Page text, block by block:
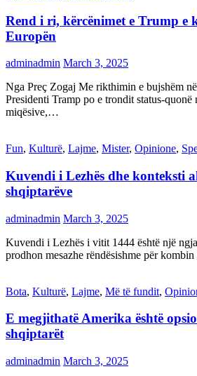
Rend i ri, kërcënimet e Trump e
Europën
adminadmin March 3, 2025
Nga Preç Zogaj Me rikthimin e bujshëm
Presidenti Tramp po e trondit status-quonë
miqësive,…
Fun, Kulturë, Lajme, Mister, Opinione,
Kuvendi i Lezhës dhe konteksti
shqiptarëve
adminadmin March 3, 2025
Kuvendi i Lezhës i vitit 1444 është një
prodhon mesazhe rëndësishme për
Bota, Kulturë, Lajme, Më të fundit,
E megjithatë Amerika është
shqiptarët
adminadmin March 3, 2025